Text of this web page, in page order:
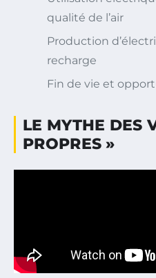
qualité de l’air
Production
recharge
Fin de vie et
LE MYTHE DES
PROPRES »